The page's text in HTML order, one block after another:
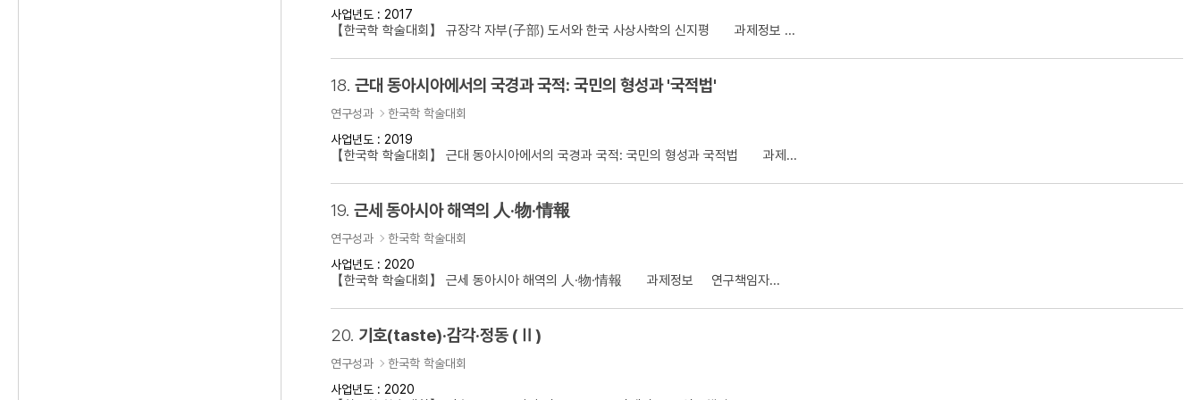
사업년도 : 2017
【한국학 학술대회】 규장각 자부(子部) 도서와 한국 사상사학의 신지평 과제정보 ...
18. 근대 동아시아에서의 국경과 국적: 국민의 형성과 '국적법'
연구성과
한국학 학술대회
사업년도 : 2019
【한국학 학술대회】 근대 동아시아에서의 국경과 국적: 국민의 형성과 국적법 과제...
19. 근세 동아시아 해역의 人·物·情報
연구성과
한국학 학술대회
사업년도 : 2020
【한국학 학술대회】 근세 동아시아 해역의 人·物·情報 과제정보 연구책임자...
20. 기호(taste)·감각·정동 (Ⅱ)
연구성과
한국학 학술대회
사업년도 : 2020